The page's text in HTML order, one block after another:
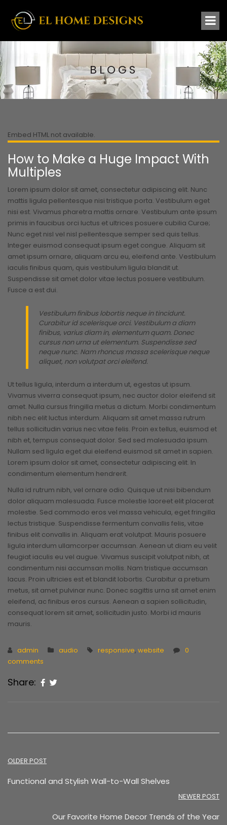
BLOGS
Embed HTML not available.
How to Make a Huge Impact With
Multiples
Lorem ipsum dolor sit amet, consectetur adipiscing elit. Nunc
mattis ligula pellentesque nisi tristique porta. Vestibulum eget
nisi est. Vivamus pharetra mattis ornare. Vestibulum ante ipsum
primis in faucibus orci luctus et ultrices posuere cubilia Curae;
Nunc eget nisl vel nisl pellentesque semper sed quis tellus.
Integer euismod consequat ipsum eget congue. Aliquam sit
amet ipsum ornare, aliquam arcu eu, eleifend ante. Vestibulum
iaculis finibus quam, quis vestibulum ligula blandit ut.
Suspendisse sit amet dolor vitae lectus posuere vestibulum.
Fusce a est dui.
Vestibulum finibus lobortis neque in tincidunt.
Curabitur id scelerisque orci. Vestibulum a diam
finibus, varius diam in, elementum quam. Donec
cursus non urna ut elementum. Suspendisse sed
neque nunc. Nam rhoncus massa scelerisque neque
aliquet, non volutpat orci eleifend.
Ut tellus ligula, interdum a interdum ut, egestas ut ipsum.
Vivamus viverra consequat ipsum, nec auctor dolor eleifend sit
amet. Nulla cursus fringilla metus a dictum. Morbi condimentum
nibh nec elit luctus interdum. Aliquam sit amet massa rutrum
tellus sollicitudin varius nec vitae felis. Proin ex tellus, euismod et
nibh et, tempus consequat dolor. Sed sed malesuada ipsum.
Nullam sed ligula eget dui eleifend euismod sit amet in sapien.
Lorem ipsum dolor sit amet, consectetur adipiscing elit. In
condimentum elementum hendrerit.
Nulla id rutrum nibh, vel ornare odio. Quisque ut nisi bibendum
dolor aliquam malesuada. Fusce molestie laoreet elit placerat
molestie. Sed commodo eros vel massa vehicula, eget fringilla
lectus tristique. Suspendisse fermentum convallis felis, vitae
finibus elit convallis in. Aliquam erat volutpat. Mauris posuere
ligula interdum ullamcorper accumsan. Aenean ut diam eu velit
feugiat iaculis eu vel augue. Vivamus suscipit volutpat nibh, at
condimentum nisi accumsan mollis. Nam tristique accumsan
lacus. Proin ultricies est et blandit lobortis. Curabitur a pretium
metus, sit amet pulvinar nunc. Donec sagittis urna sit amet enim
eleifend, ac finibus eros cursus. Aenean a sapien sollicitudin,
consequat lorem sit amet, sollicitudin justo. Morbi id mauris
mauris.
admin audio responsive, website
0
comments
Share:
Post
navigation
OLDER POST
Functional and Stylish Wall-to-Wall Shelves
NEWER POST
Our Favorite Home Decor Trends of the Year